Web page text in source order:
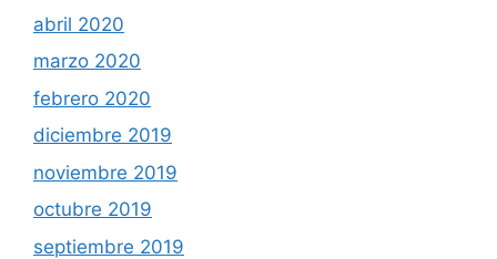
abril 2020
marzo 2020
febrero 2020
diciembre 2019
noviembre 2019
octubre 2019
septiembre 2019